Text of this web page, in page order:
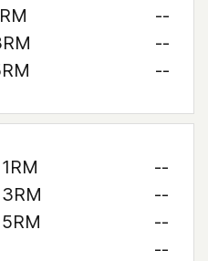
--
--
--
--
--
--
--